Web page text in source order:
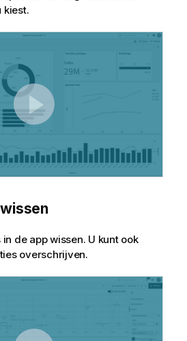
kiest.
de app wissen. U kunt ook
overschrijven.